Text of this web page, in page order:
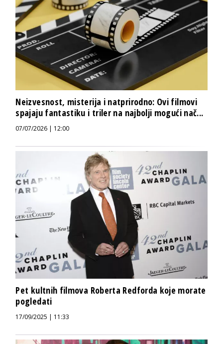
Neizvesnost, misterija i natprirodno: Ovi filmovi
spajaju fantastiku i triler na najbolji mogući nač...
07/07/2026 | 12:00
Pet kultnih filmova Roberta Redforda koje morate
pogledati
17/09/2025 | 11:33